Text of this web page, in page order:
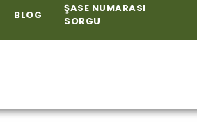
BLOG
ŞASE NUMARASI
SORGU